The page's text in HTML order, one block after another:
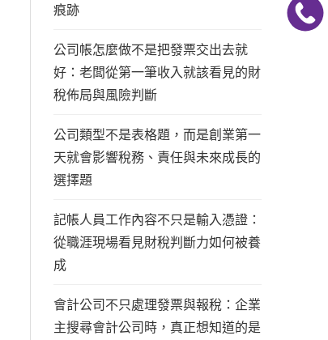
痕跡
公司帳怎麼做不是把發票交出去就
好：老闆從第一筆收入就該看見的財
稅佈局與風險判斷
公司類型不是表格題，而是創業第一
天就會影響稅務、責任與未來成長的
選擇題
記帳人員工作內容不只是輸入憑證：
從職涯現場看見財稅判斷力如何被養
成
會計公司不只處理發票與報稅：企業
主搜尋會計公司時，真正想知道的是